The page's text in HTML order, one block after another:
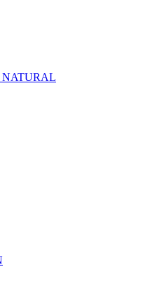
NATURAL